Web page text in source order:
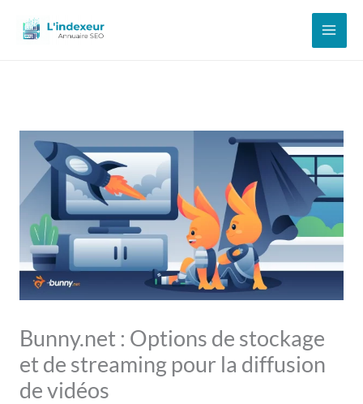
Bunny.net : Options de stockage
et de streaming pour la diffusion
de vidéos